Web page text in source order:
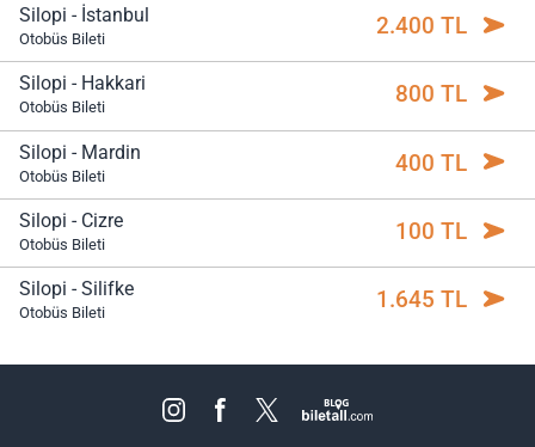
Silopi - İstanbul
Otobüs Bileti 2.400 TL
Silopi - Hakkari
Otobüs Bileti 800 TL
Silopi - Mardin
Otobüs Bileti 400 TL
Silopi - Cizre
Otobüs Bileti 100 TL
Silopi - Silifke
Otobüs Bileti 1.645 TL